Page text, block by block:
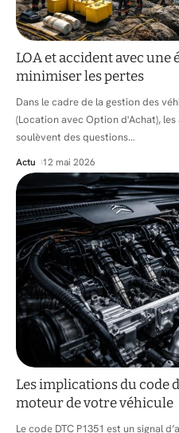
LOA et accident avec une
minimiser les pertes
Dans le cadre de la gestion des
(Location avec Option d'Achat),
soulèvent des questions…
Actu 12 mai 2026
Les implications du code
moteur de votre véhicule
Le code DTC P1351 est un signal